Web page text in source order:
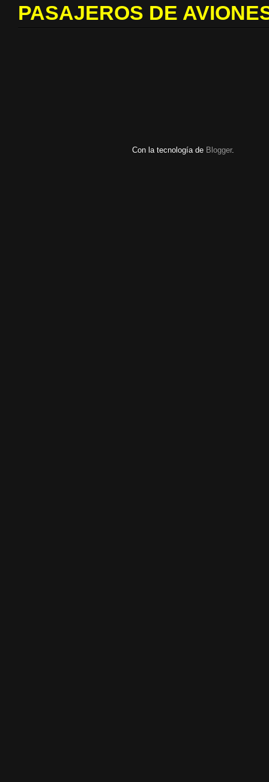
PASAJEROS DE
Con la tecnología de Blogger.